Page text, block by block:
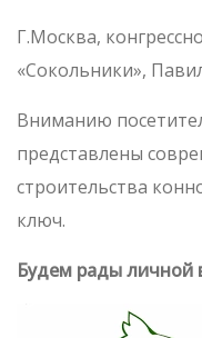
Г.Москва,
«Сокольники»,
Вниманию
представлены
строительства
ключ.
Будем рады личной